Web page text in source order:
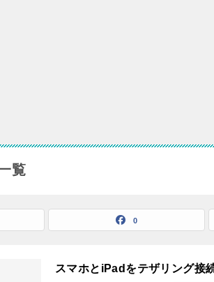
覧
0
スマホとiPadをテザリング接